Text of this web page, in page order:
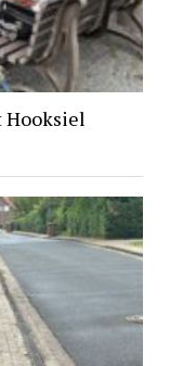
Hooksiel